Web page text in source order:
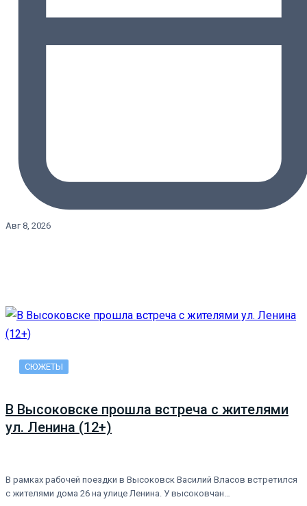
Авг 8, 2026
СЮЖЕТЫ
В Высоковске прошла встреча с жителями
ул. Ленина (12+)
В рамках рабочей поездки в Высоковск Василий Власов встретился
с жителями дома 26 на улице Ленина. У высоковчан…